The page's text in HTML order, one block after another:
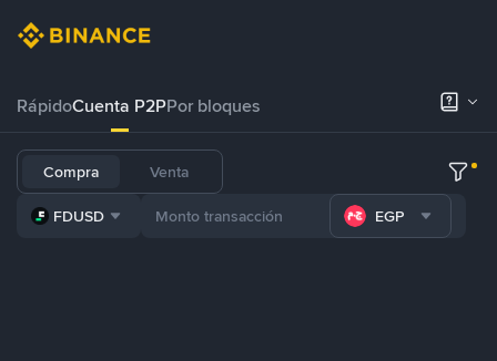
RápidoCuenta P2PPor bloques
Compra Venta
FDUSD EGP